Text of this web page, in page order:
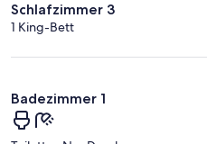
Schlafzimmer 3
1 King-Bett
Badezimmer 1